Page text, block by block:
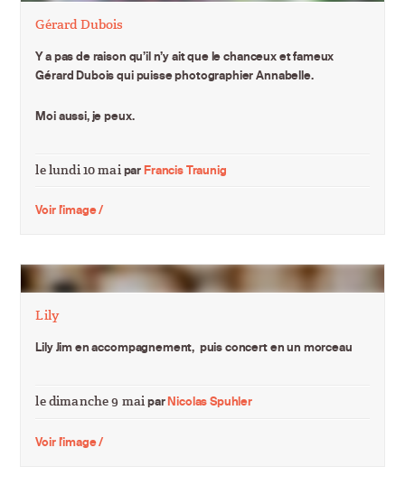
Gérard Dubois
Y a pas de raison qu’il n’y ait que le chanceux et fameux
Gérard Dubois qui puisse photographier Annabelle.
Moi aussi, je peux.
le lundi 10 mai parFrancis Traunig
Voir l'image /
Lily
Lily Jim en accompagnement, puis concert en un morceau
le dimanche 9 maiparNicolas Spuhler
Voir l'image /